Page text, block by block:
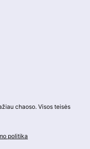
chaoso. Visos teisės
politika